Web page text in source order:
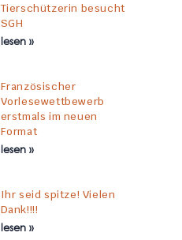
Tierschützerin besucht
SGH
lesen »
Französischer
Vorlesewettbewerb
erstmals im neuen
Format
lesen »
Ihr seid spitze! Vielen
Dank!!!!
lesen »